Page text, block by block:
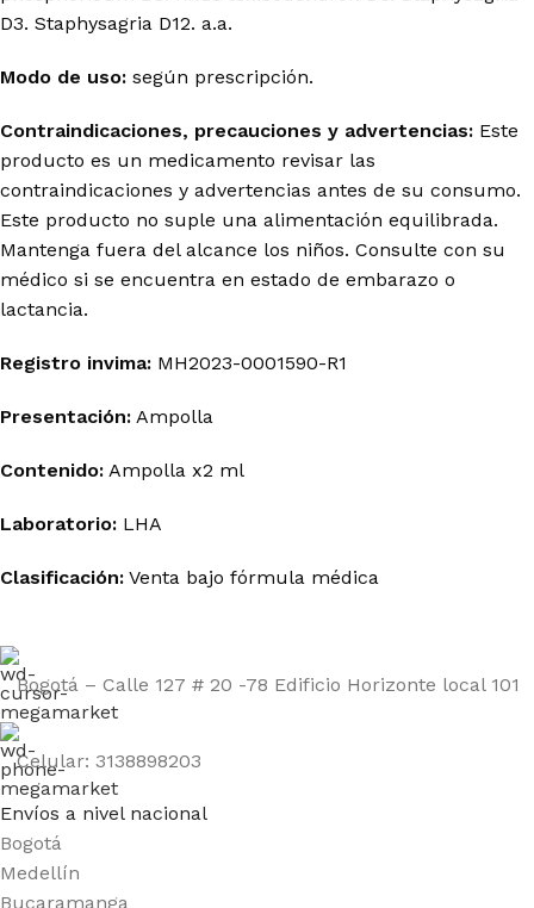
D3. Staphysagria D12. a.a.
Modo de uso: según prescripción.
Contraindicaciones, precauciones y advertencias: Este
producto es un medicamento revisar las
contraindicaciones y advertencias antes de su consumo.
Este producto no suple una alimentación equilibrada.
Mantenga fuera del alcance los niños. Consulte con su
médico si se encuentra en estado de embarazo o
lactancia.
Registro invima: MH2023-0001590-R1
Presentación: Ampolla
Contenido: Ampolla x2 ml
Laboratorio: LHA
Clasificación: Venta bajo fórmula médica
Bogotá – Calle 127 # 20 -78 Edificio Horizonte local 101
Celular: 3138898203
Envíos a nivel nacional
Bogotá
Medellín
Bucaramanga